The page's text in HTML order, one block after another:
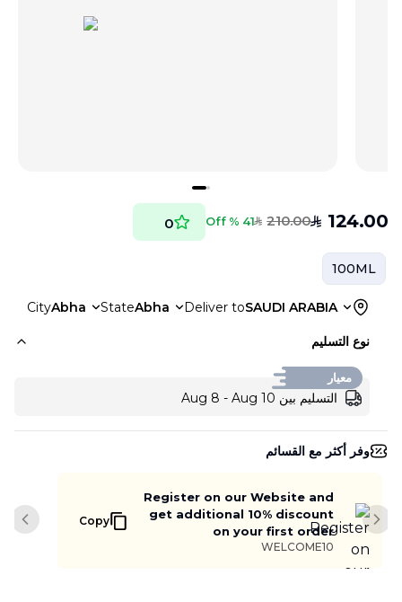
SAR 124.00
SAR 210.00
41 % Off
0
100ML
Deliver toSAUDI ARABIA
StateAbha
CityAbha
نوع التسليم
معيار
التسليم بين Aug 8 - Aug 10
وفر أكثر مع القسائم
Register on our Website and
get additional 10% discount
on your first order
WELCOME10
Copy Next slide